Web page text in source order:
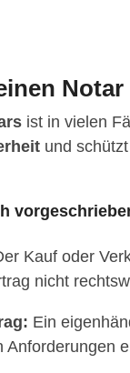
ist in vielen
und
Kauf oder
nicht
Ein
Anforderungen